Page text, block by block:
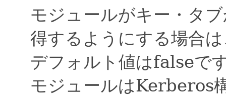
モジュールがキー・タ
得するようにする場合
デフォルト値はfalseで
モジュールはKerberos